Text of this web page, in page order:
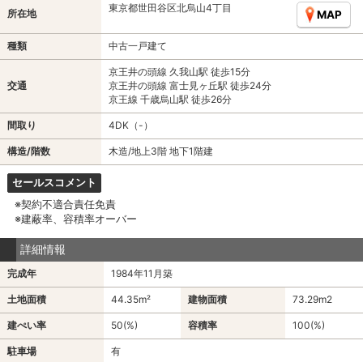
所在地 東京都世田谷区北烏山4丁目
MAP
種類 中古一戸建て
交通
京王井の頭線 久我山駅 徒歩15分
京王井の頭線 富士見ヶ丘駅 徒歩24分
京王線 千歳烏山駅 徒歩26分
間取り 4DK（-）
構造/階数 木造/地上3階 地下1階建
セールスコメント
※契約不適合責任免責
※建蔽率、容積率オーバー
詳細情報
完成年 1984年11月築
土地面積 44.35m² 建物面積 73.29m2
建ぺい率 50(%) 容積率 100(%)
駐車場 有